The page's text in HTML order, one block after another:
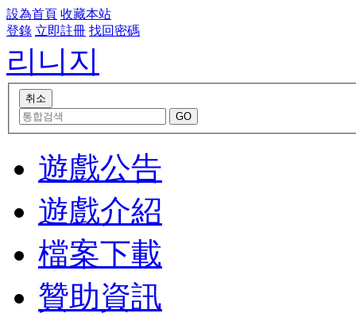
設為首頁 收藏本站
登錄 立即註冊 找回密碼
리니지
遊戲公告
遊戲介紹
檔案下載
贊助資訊